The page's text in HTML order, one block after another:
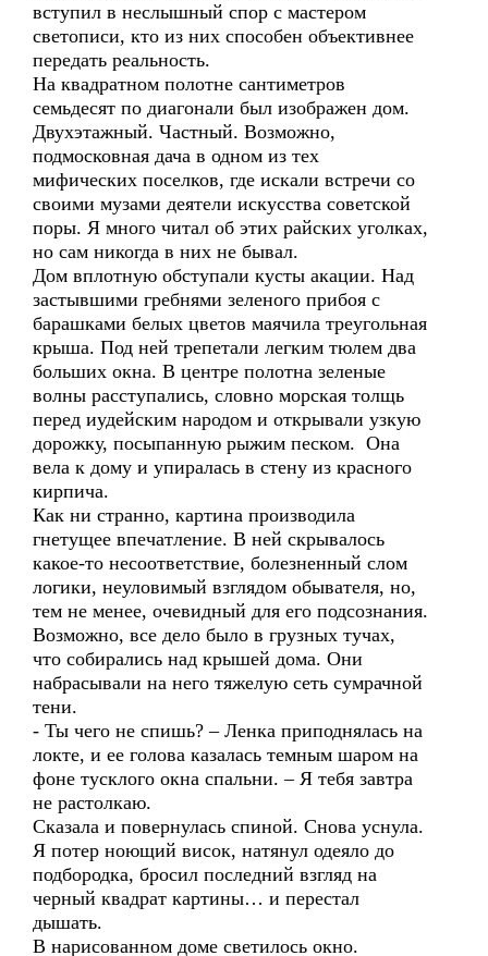
вступил в неслышный спор с мастером
светописи, кто из них способен объективнее
передать реальность.
На квадратном полотне сантиметров
семьдесят по диагонали был изображен дом.
Двухэтажный. Частный. Возможно,
подмосковная дача в одном из тех
мифических поселков, где искали встречи со
своими музами деятели искусства советской
поры. Я много читал об этих райских уголках,
но сам никогда в них не бывал.
Дом вплотную обступали кусты акации. Над
застывшими гребнями зеленого прибоя с
барашками белых цветов маячила треугольная
крыша. Под ней трепетали легким тюлем два
больших окна. В центре полотна зеленые
волны расступались, словно морская толщь
перед иудейским народом и открывали узкую
дорожку, посыпанную рыжим песком. Она
вела к дому и упиралась в стену из красного
кирпича.
Как ни странно, картина производила
гнетущее впечатление. В ней скрывалось
какое-то несоответствие, болезненный слом
логики, неуловимый взглядом обывателя, но,
тем не менее, очевидный для его подсознания.
Возможно, все дело было в грузных тучах,
что собирались над крышей дома. Они
набрасывали на него тяжелую сеть сумрачной
тени.
- Ты чего не спишь? – Ленка приподнялась на
локте, и ее голова казалась темным шаром на
фоне тусклого окна спальни. – Я тебя завтра
не растолкаю.
Сказала и повернулась спиной. Снова уснула.
Я потер ноющий висок, натянул одеяло до
подбородка, бросил последний взгляд на
черный квадрат картины… и перестал
дышать.
В нарисованном доме светилось окно.